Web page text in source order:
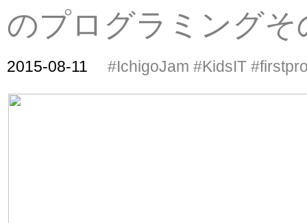
のプログラミングそ
2015-08-11 #IchigoJam #KidsIT